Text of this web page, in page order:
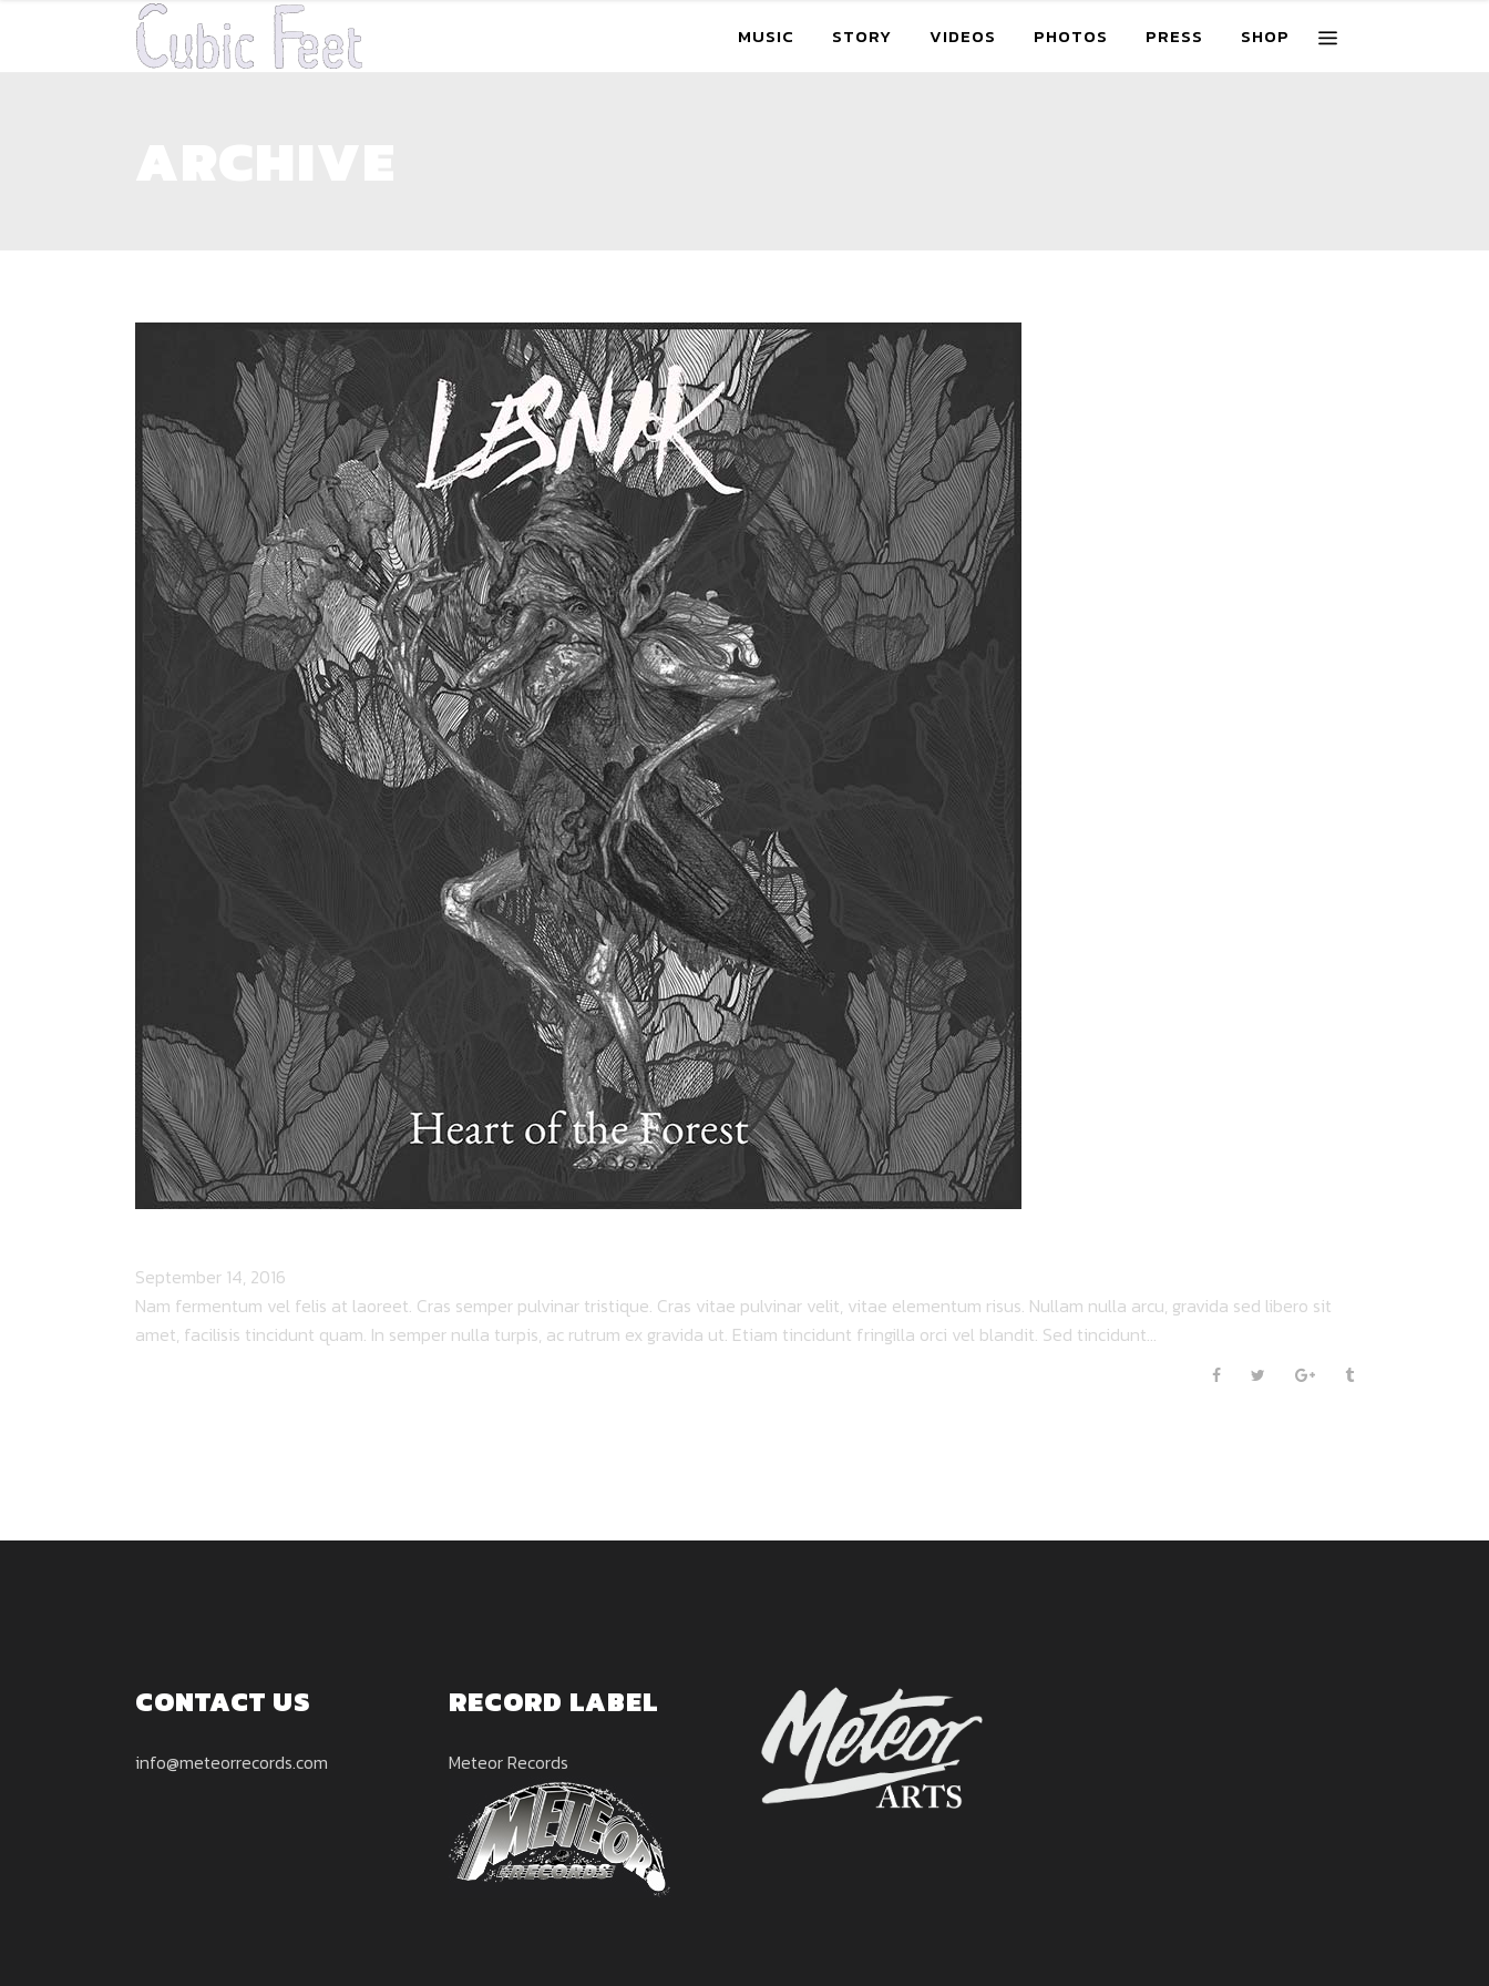
MUSIC STORY VIDEOS PHOTOS PRESS SHOP
September 14, 2016
Nam fermentum vel felis at laoreet. Cras semper pulvinar tristique. Cras vitae pulvinar velit, vitae elementum risus. Nullam nulla arcu, gravida sed libero sit
amet, facilisis tincidunt quam. In semper nulla turpis, ac rutrum ex gravida ut. Etiam tincidunt fringilla orci vel blandit. Sed tincidunt...
CONTACT US
info@meteorrecords.com
RECORD LABEL
Meteor Records